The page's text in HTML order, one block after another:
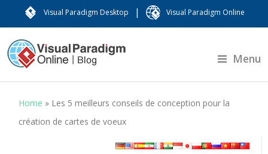
Visual Paradigm Desktop | Visual Paradigm Online
Menu
Home » Les 5 meilleurs conseils de conception pour la
création de cartes de voeux